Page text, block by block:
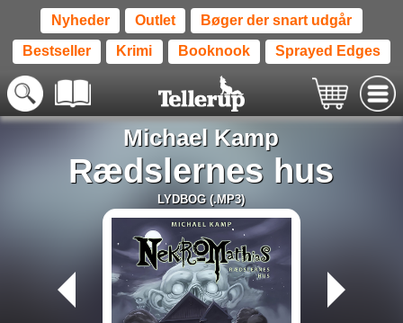
Nyheder Outlet Bøger der snart udgår
Bestseller Krimi Booknook Sprayed Edges
Michael Kamp
Rædslernes hus
LYDBOG (.MP3)